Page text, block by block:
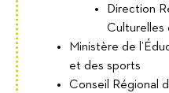
Direction
Culturelles
Ministère de
et des sports
Conseil Régional